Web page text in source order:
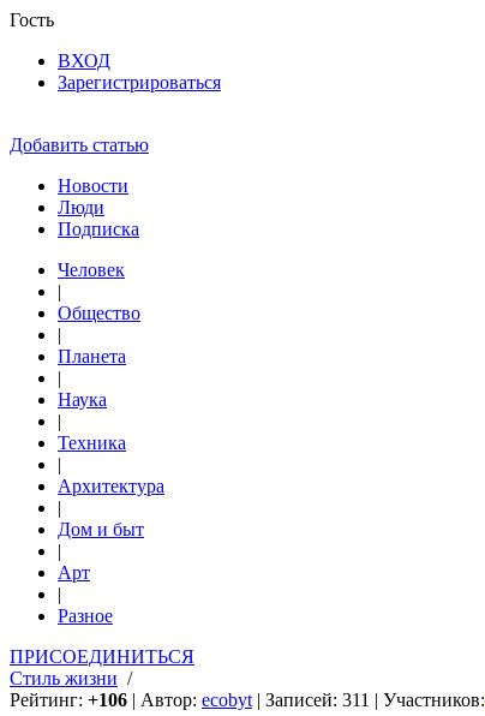
Гость
ВХОД
Зарегистрироваться
Добавить статью
Новости
Люди
Подписка
Человек
|
Общество
|
Планета
|
Наука
|
Техника
|
Архитектура
|
Дом и быт
|
Арт
|
Разное
ПРИСОЕДИНИТЬСЯ
Стиль жизни /
Рейтинг: +106 | Автор: ecobyt | Записей: 311 | Участников: